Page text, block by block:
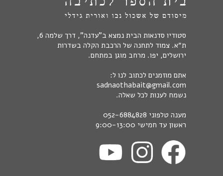
סטודיו סדנאות הבית נמצא ב"עדנה", דרך שלמה 6,
ת״א. צמוד לתחנה של הרכבת הקלה בשדרות
ירושלים, יפו. מרחב מוגן במתחם.
אתם מוזמנים לכתוב לנו ל:
sadnaothabait@gmail.com
נשמח לענות לכל שאלה.
מענה טלפוני 052-6884828
ראשון עד חמישי 9:00-13:00